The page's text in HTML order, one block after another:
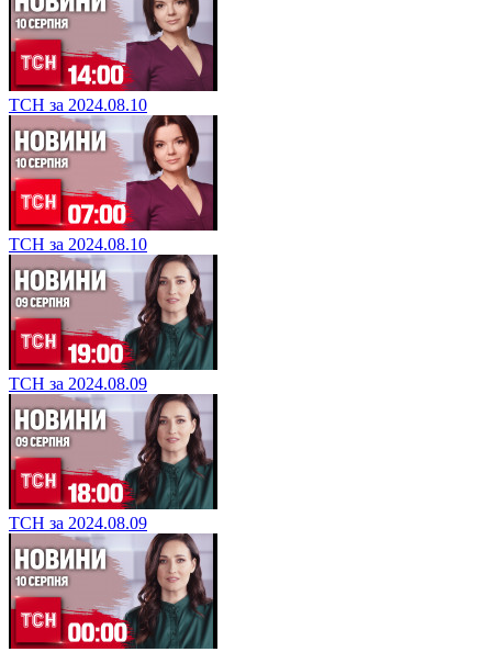
ТСН за 2024.08.10
ТСН за 2024.08.10
ТСН за 2024.08.09
ТСН за 2024.08.09